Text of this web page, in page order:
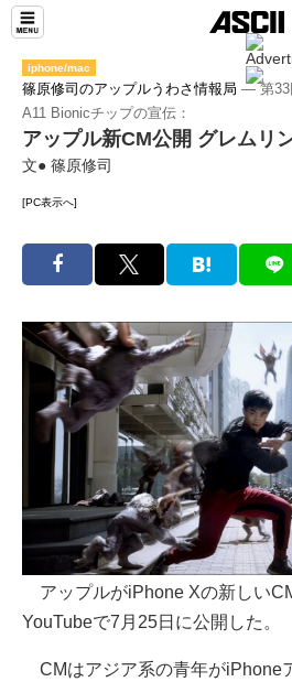
iphone/mac
篠原修司のアップルうわさ情報局 ― 第33
A11 Bionicチップの宣伝：
アップル新CM公開 グレムリ
文● 篠原修司
[PC表示へ]
アップルがiPhone Xの新しい
YouTubeで7月25日に公開した。
CMはアジア系の青年がiPhone